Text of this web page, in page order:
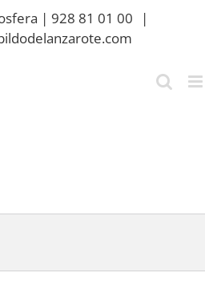
| 928 81 01 00
|